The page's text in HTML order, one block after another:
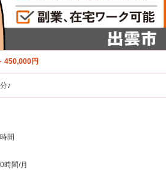
450,000円
♪
間
時間/月